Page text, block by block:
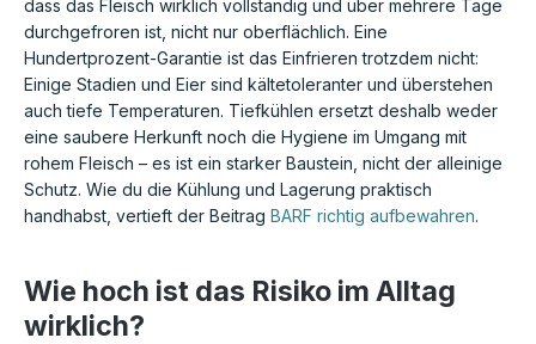
dass das Fleisch wirklich vollständig und über mehrere Tage
durchgefroren ist, nicht nur oberflächlich. Eine
Hundertprozent-Garantie ist das Einfrieren trotzdem nicht:
Einige Stadien und Eier sind kältetoleranter und überstehen
auch tiefe Temperaturen. Tiefkühlen ersetzt deshalb weder
eine saubere Herkunft noch die Hygiene im Umgang mit
rohem Fleisch – es ist ein starker Baustein, nicht der alleinige
Schutz. Wie du die Kühlung und Lagerung praktisch
handhabst, vertieft der Beitrag BARF richtig aufbewahren.
Wie hoch ist das Risiko im Alltag
wirklich?